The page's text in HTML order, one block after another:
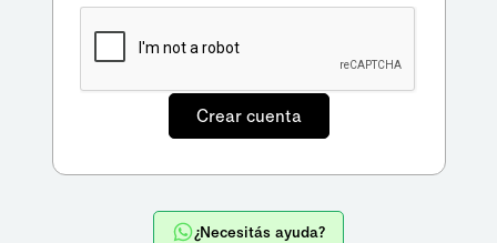
¿Necesitás ayuda?